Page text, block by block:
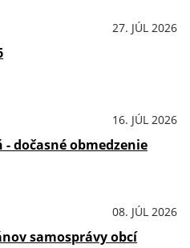
27. JÚL 2026
16. JÚL 2026
dočasné obmedzenie
08. JÚL 2026
samosprávy obcí